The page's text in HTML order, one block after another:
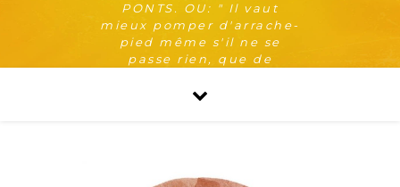
PONTS. OU: " Il vaut
mieux pomper d'arrache-
pied même s'il ne se
passe rien, que de
quelque chose de pire en